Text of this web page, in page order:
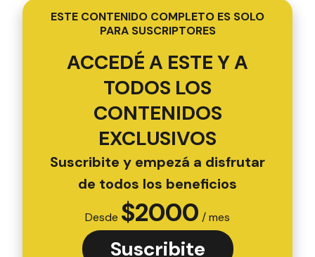
ESTE CONTENIDO COMPLETO ES SOLO
PARA SUSCRIPTORES
ACCEDÉ A ESTE Y A
TODOS LOS
CONTENIDOS
EXCLUSIVOS
Suscribite y empezá a disfrutar
de todos los beneficios
Desde $2000 / mes
Suscribite